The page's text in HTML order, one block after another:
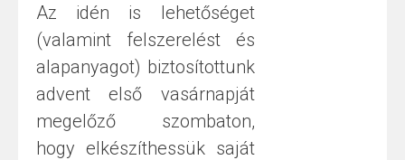
Az idén is lehetőséget
(valamint felszerelést és
alapanyagot) biztosítottunk
advent első vasárnapját
megelőző szombaton,
hogy elkészíthessük saját